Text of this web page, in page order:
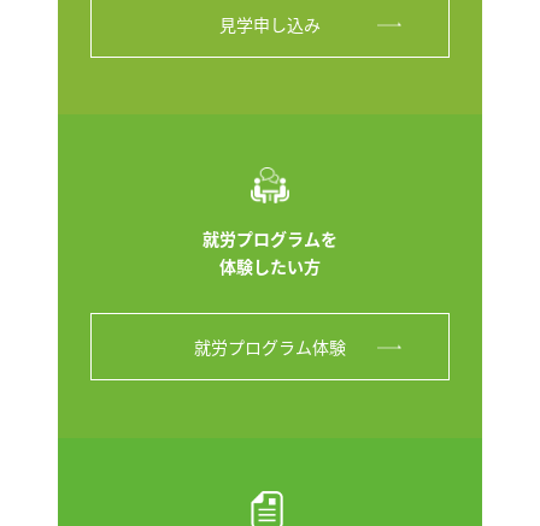
見学申し込み
就労プログラムを
体験したい方
就労プログラム体験